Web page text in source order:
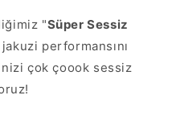
"Süper Sessiz
performansını
çok çoook sessiz